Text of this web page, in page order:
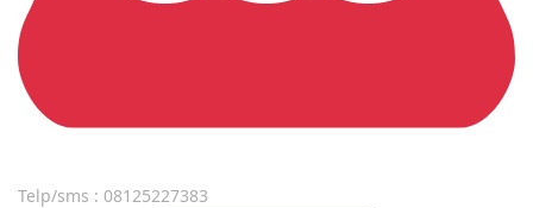
Telp/sms : 08125227383